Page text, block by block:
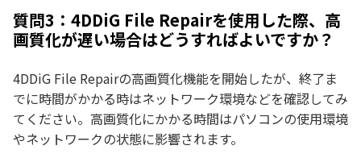
質問3：4DDiG File Repairを使用した際、高
画質化が遅い場合はどうすればよいですか？
4DDiG File Repairの高画質化機能を開始したが、終了ま
でに時間がかかる時はネットワーク環境などを確認してみ
てください。高画質化にかかる時間はパソコンの使用環境
やネットワークの状態に影響されます。